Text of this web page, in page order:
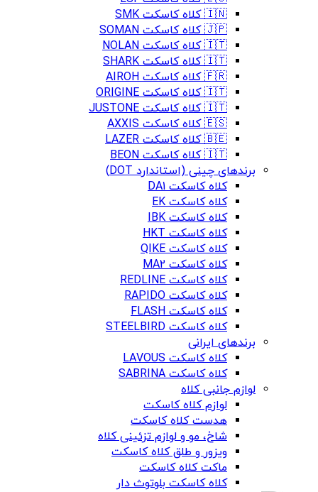
🇮🇳 کلاه کاسکت SMK
🇯🇵 کلاه کاسکت SOMAN
🇮🇹 کلاه کاسکت NOLAN
🇮🇹 کلاه کاسکت SHARK
🇫🇷 کلاه کاسکت AIROH
🇮🇹 کلاه کاسکت ORIGINE
🇮🇹 کلاه کاسکت JUSTONE
🇪🇸 کلاه کاسکت AXXIS
🇧🇪 کلاه کاسکت LAZER
🇮🇹 کلاه کاسکت BEON
برندهای چینی (استاندارد DOT)
کلاه کاسکت DA1
کلاه کاسکت EK
کلاه کاسکت IBK
کلاه کاسکت HKT
کلاه کاسکت QIKE
کلاه کاسکت MA2
کلاه کاسکت REDLINE
کلاه کاسکت RAPIDO
کلاه کاسکت FLASH
کلاه کاسکت STEELBIRD
برندهای ایرانی
کلاه کاسکت LAVOUS
کلاه کاسکت SABRINA
لوازم جانبی کلاه
لوازم کلاه کاسکت
هدست کلاه کاسکت
شاخ، مو و لوازم تزئینی کلاه
ویزور و طلق کلاه کاسکت
ماکت کلاه کاسکت
کلاه کاسکت بلوتوث دار